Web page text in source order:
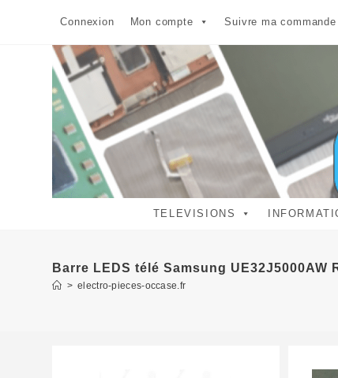
Connexion Mon compte Suivre ma
TELEVISIONS
Barre LEDS télé Samsung UE32J5000AW
> electro-pieces-occase.fr